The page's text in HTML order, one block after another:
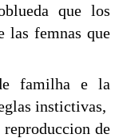
que los
las femnas que
familha e la
instictivas,
de